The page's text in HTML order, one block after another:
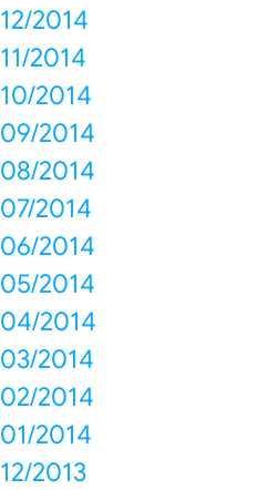
12/2014
11/2014
10/2014
09/2014
08/2014
07/2014
06/2014
05/2014
04/2014
03/2014
02/2014
01/2014
12/2013